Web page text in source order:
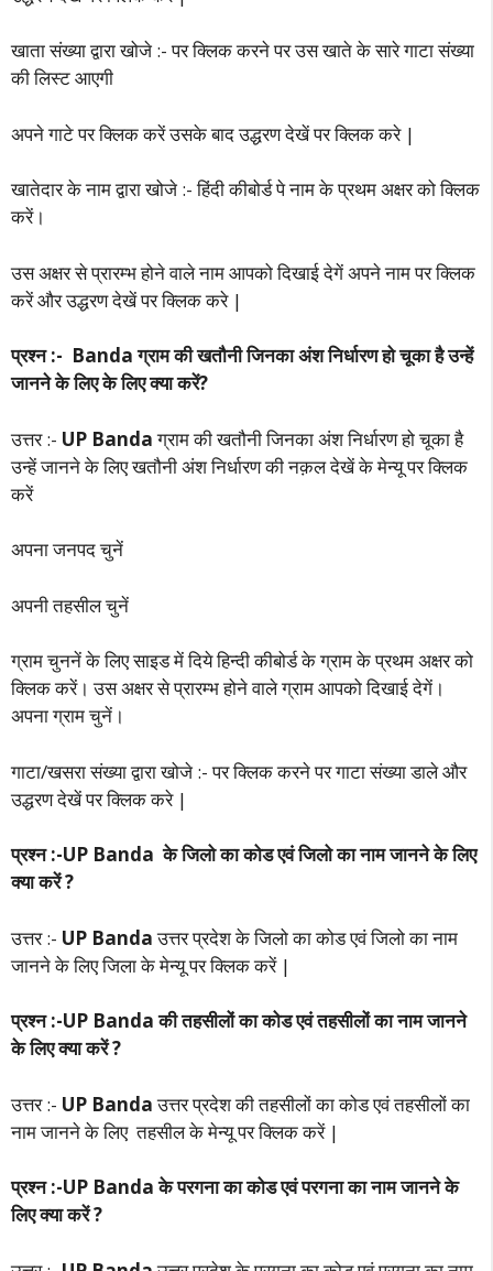
खाता संख्या द्वारा खोजे :- पर क्लिक करने पर उस खाते के सारे गाटा संख्या
की लिस्ट आएगी
अपने गाटे पर क्लिक करें उसके बाद उद्धरण देखें पर क्लिक करे |
खातेदार के नाम द्वारा खोजे :- हिंदी कीबोर्ड पे नाम के प्रथम अक्षर को क्लिक
करें।
उस अक्षर से प्रारम्भ होने वाले नाम आपको दिखाई देगें अपने नाम पर क्लिक
करें और उद्धरण देखें पर क्लिक करे |
प्रश्न :- Banda ग्राम की खतौनी जिनका अंश निर्धारण हो चूका है उन्हें
जानने के लिए के लिए क्या करें?
उत्तर :- UP Bandaग्राम की खतौनी जिनका अंश निर्धारण हो चूका है
उन्हें जानने के लिए खतौनी अंश निर्धारण की नक़ल देखें के मेन्यू पर क्लिक
करें
अपना जनपद चुनें
अपनी तहसील चुनें
ग्राम चुननें के लिए साइड में दिये हिन्दी कीबोर्ड के ग्राम के प्रथम अक्षर को
क्लिक करें। उस अक्षर से प्रारम्भ होने वाले ग्राम आपको दिखाई देगें।
अपना ग्राम चुनें।
गाटा/खसरा संख्या द्वारा खोजे :- पर क्लिक करने पर गाटा संख्या डाले और
उद्धरण देखें पर क्लिक करे |
प्रश्न :-UP Banda के जिलो का कोड एवं जिलो का नाम जानने के लिए
क्या करें ?
उत्तर :- UP Bandaउत्तर प्रदेश के जिलो का कोड एवं जिलो का नाम
जानने के लिए जिला के मेन्यू पर क्लिक करें |
प्रश्न :-UP Banda की तहसीलों का कोड एवं तहसीलों का नाम जानने
के लिए क्या करें ?
उत्तर :- UP Bandaउत्तर प्रदेश की तहसीलों का कोड एवं तहसीलों का
नाम जानने के लिए तहसील के मेन्यू पर क्लिक करें |
प्रश्न :-UP Banda के परगना का कोड एवं परगना का नाम जानने के
लिए क्या करें ?